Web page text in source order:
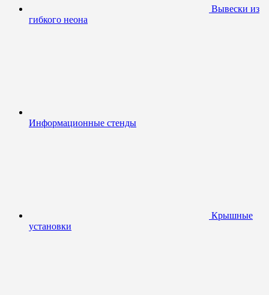
Вывески из
гибкого неона
Информационные стенды
Крышные
установки